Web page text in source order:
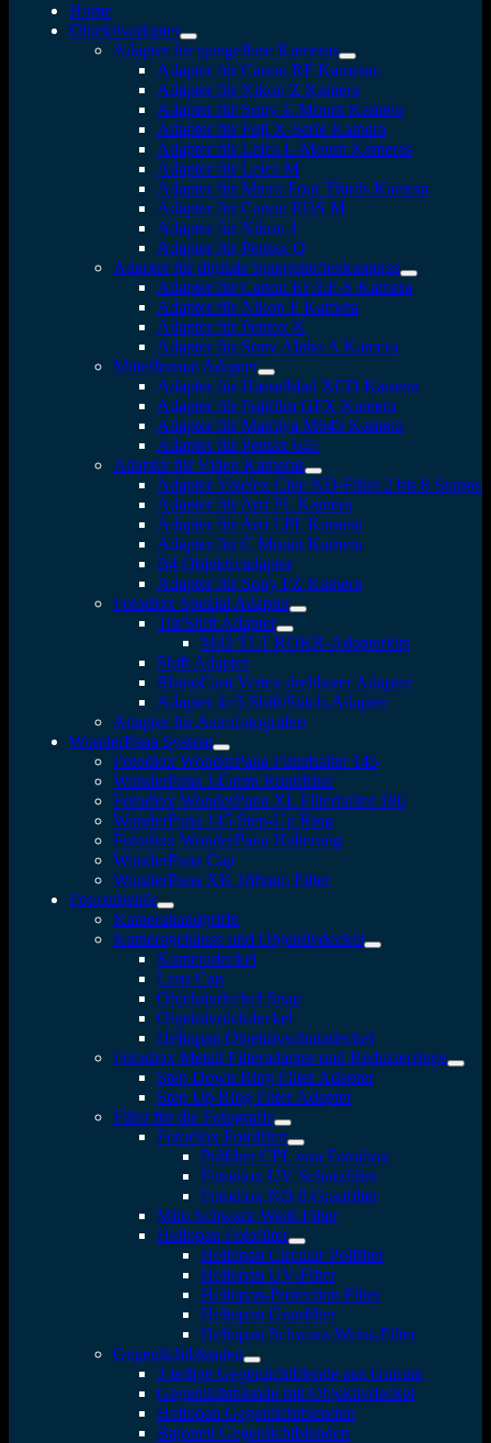
Home
Objektivadapter
Adapter für spiegellose Kameras
Adapter für Canon RF Kameras
Adapter für Nikon Z Kamera
Adapter für Sony-E Mount Kamera
Adapter für Fuji X-Serie Kamera
Adapter für Leica L-Mount Kameras
Adapter für Leica M
Adapter für Micro Four Thirds Kamera
Adapter für Canon EOS M
Adapter für Nikon 1
Adapter für Pentax Q
Adapter für digitale Spiegelreflexkameras
Adapter für Canon EF/EF-S Kamera
Adapter für Nikon F Kamera
Adapter für Pentax K
Adapter für Sony Alpha A Kamera
Mittelformat Adapter
Adapter für Hasselblad XCD Kamera
Adapter für Fujifilm GFX Kamera
Adapter für Mamiya M645 Kamera
Adapter für Pentax 645
Adapter für Video Kameras
Adapter Vizelex Cine ND-Filter 2 bis 8 Stopps
Adapter für Arri PL Kamera
Adapter für Arri LPL Kamera
Adapter für C Mount Kamera
B4 Objektivadapter
Adapter für Sony FZ Kamera
Fotodiox Spezial Adapter
Tilt/Shift Adapter
M42 TLT ROKR-Adapterkits
Shift Adapter
RhinoCam Vertex drehbarer Adapter
Adapter 4×5 Shift/Stitch-Adapter
Adapter für Astrofotografen
WonderPana System
Fotodiox WonderPana Filterhalter 145
WonderPana 145mm Rundfilter
Fotodiox WonderPana XL Filterhalter 186
WonderPana 145 Step-Up Ring
Fotodiox WonderPana Halterung
WonderPana Cap
WonderPana XK 186mm Filter
Fotozubehör
Kamerahandgriffe
Kameragehäuse und Objektivdeckel
Kameradeckel
Lens Cap
Objektivdeckel Snap
Objektivrückdeckel
Heliopan Objektivschutzdeckel
Fotodiox Metall Filteradapter und Reduzierringe
Step Down Ring Filter Adapter
Step Up Ring Filter Adapter
Filter für die Fotografie
Fotodiox Fotofilter
Polfilter CPL von Fotodiox
Fotodiox UV Schutzfilter
Fotodiox ND 8 Graufilter
Milo Schwarz-Weiß-Filter
Heliopan Fotofilter
Heliopan Circular Polfilter
Heliopan UV-Filter
Heliopan-Protection Filter
Heliopan Graufilter
Heliopan Schwarz-Weiss-Filter
Gegenlichtblenden
3-teilige Gegenlichtblende aus Gummi
Gegenlichtblende mit Objektivdeckel
Heliopan Gegenlichtblenden
Bajonett Gegenlichtblenden